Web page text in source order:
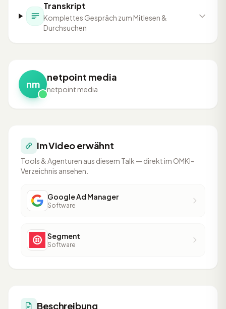
Transkript
Komplettes Gespräch zum Mitlesen &
Durchsuchen
nm
netpoint media
netpoint media
Im Video erwähnt
Tools & Agenturen aus diesem Talk — direkt im OMKI-
Verzeichnis ansehen.
Google Ad Manager
Software
Segment
Software
Beschreibung